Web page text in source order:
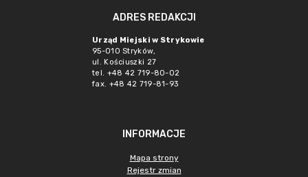
ADRES REDAKCJI
Urząd Miejski w Strykowie
95-010 Stryków,
ul. Kościuszki 27
tel. +48 42 719-80-02
fax. +48 42 719-81-93
INFORMACJE
Mapa strony
Rejestr zmian